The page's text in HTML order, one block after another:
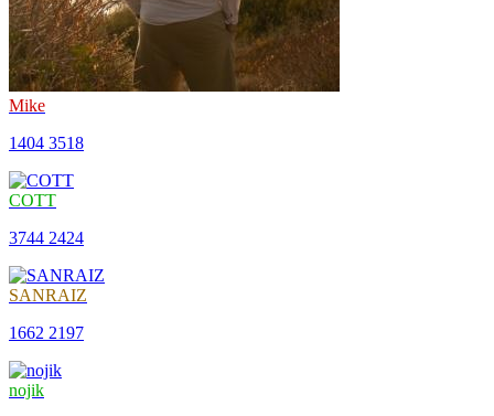
Mike
1404 3518
COTT
3744 2424
SANRAIZ
1662 2197
nojik